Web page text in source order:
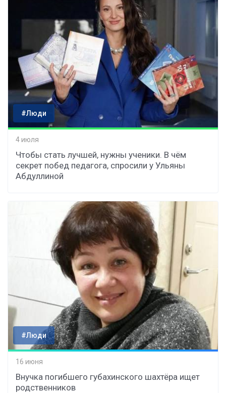
#Люди
4 июля
Чтобы стать лучшей, нужны ученики. В чём
секрет побед педагога, спросили у Ульяны
Абдуллиной
#Люди
16 июня
Внучка погибшего губахинского шахтёра ищет
родственников